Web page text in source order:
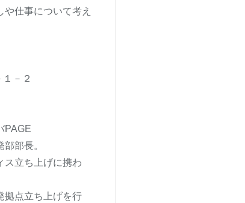
仕事について考え
－２
長。
ち上げに携わ
立ち上げを行